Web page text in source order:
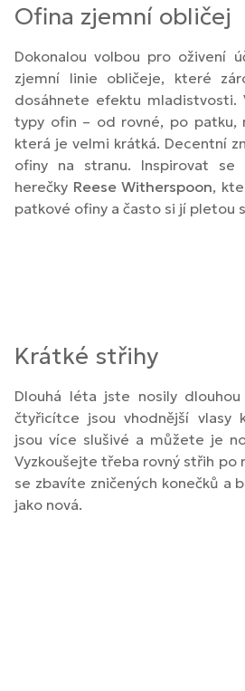
Ofina zjemní obličej
Dokonalou volbou pro oživení
zjemní linie obličeje, které
dosáhnete efektu mladistvosti.
typy ofin – od rovné, po patku,
která je velmi krátká. Decentní
ofiny na stranu. Inspirovat se
herečky Reese Witherspoon,
patkové ofiny a často si jí pletou
Krátké střihy
Dlouhá léta jste nosily
čtyřicítce jsou vhodnější vlasy
jsou více slušivé a můžete je
Vyzkoušejte třeba rovný střih po
se zbavíte zničených konečků a
jako nová.